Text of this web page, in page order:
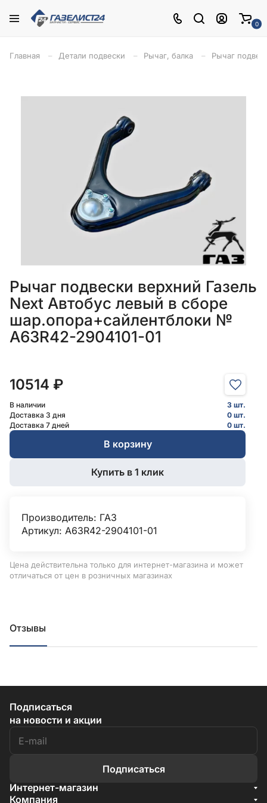
0
Главная Детали подвески Рычаг, балка Рычаг
Рычаг подвески верхний Газель
Next Автобус левый в сборе
шар.опора+сайлентблоки №
A63R42-2904101-01
10514 ₽
В наличии
3 шт.
Доставка 3 дня
0 шт.
Доставка 7 дней
0 шт.
В корзину
Купить в 1 клик
Производитель: ГАЗ
Артикул: A63R42-2904101-01
Цена действительна только для интернет-магазина и может
отличаться от цен в розничных магазинах
Отзывы
Подписаться
на новости и акции
Подписаться
Интернет-магазин
Акции
Компания